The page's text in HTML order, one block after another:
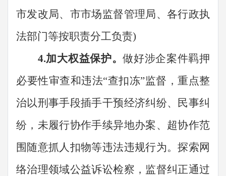
市发改局、市市场监督管理局、各行政执
法部门等按职责分工负责)
4.加大权益保护。做好涉企案件羁押
必要性审查和违法“查扣冻”监督，重点整
治以刑事手段插手干预经济纠纷、民事纠
纷， 未履行协作手续异地办案、 超协作范
围随意抓人扣物等违法违规行为。探索网
络治理领域公益诉讼检察，监督纠正通过